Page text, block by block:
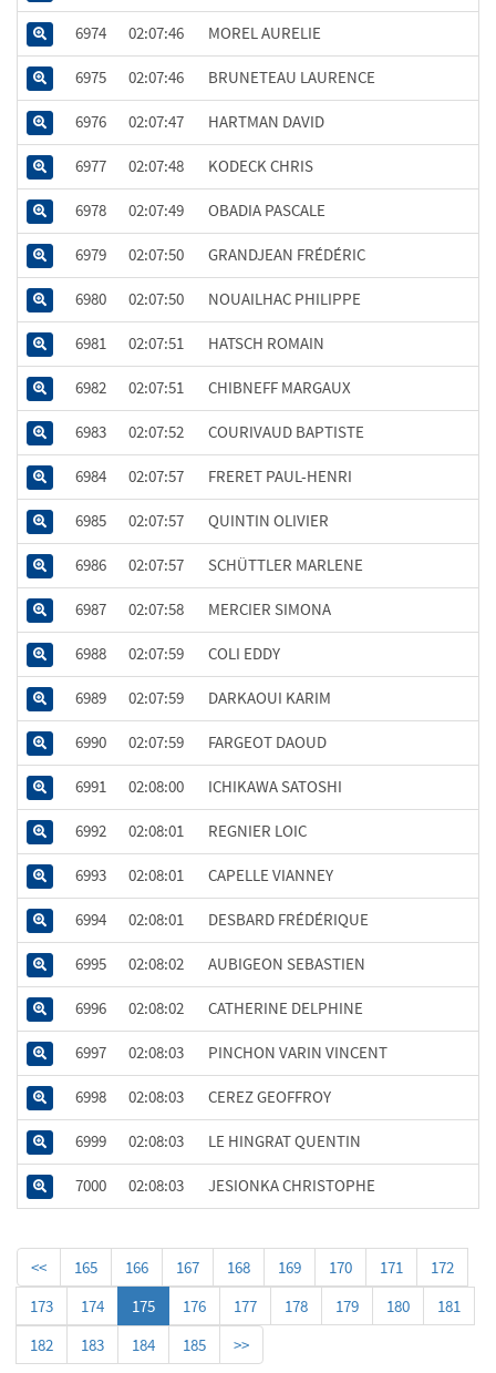
6974 02:07:46 MOREL AURELIE
6975 02:07:46 BRUNETEAU LAURENCE
6976 02:07:47 HARTMAN DAVID
6977 02:07:48 KODECK CHRIS
6978 02:07:49 OBADIA PASCALE
6979 02:07:50 GRANDJEAN FRÉDÉRIC
6980 02:07:50 NOUAILHAC PHILIPPE
6981 02:07:51 HATSCH ROMAIN
6982 02:07:51 CHIBNEFF MARGAUX
6983 02:07:52 COURIVAUD BAPTISTE
6984 02:07:57 FRERET PAUL-HENRI
6985 02:07:57 QUINTIN OLIVIER
6986 02:07:57 SCHÜTTLER MARLENE
6987 02:07:58 MERCIER SIMONA
6988 02:07:59 COLI EDDY
6989 02:07:59 DARKAOUI KARIM
6990 02:07:59 FARGEOT DAOUD
6991 02:08:00 ICHIKAWA SATOSHI
6992 02:08:01 REGNIER LOIC
6993 02:08:01 CAPELLE VIANNEY
6994 02:08:01 DESBARD FRÉDÉRIQUE
6995 02:08:02 AUBIGEON SEBASTIEN
6996 02:08:02 CATHERINE DELPHINE
6997 02:08:03 PINCHON VARIN VINCENT
6998 02:08:03 CEREZ GEOFFROY
6999 02:08:03 LE HINGRAT QUENTIN
7000 02:08:03 JESIONKA CHRISTOPHE
<< 165 166 167 168 169 170 171
172
173
174 175 176 177 178 179 180
181
182
183 184 185 >>